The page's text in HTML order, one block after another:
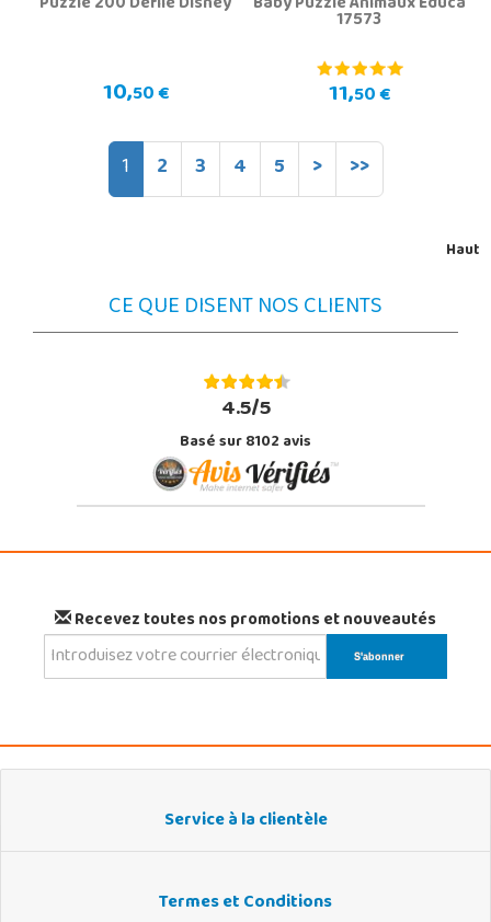
10,50 €
17573
11,50 €
1 2 3 4 5 > >>
Haut
CE QUE DISENT NOS CLIENTS
4.5/5
Basé sur 8102 avis
Recevez toutes nos promotions et nouveautés
Service à la clientèle
Termes et Conditions